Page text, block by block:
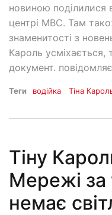
новиною поділилися
центрі МВС. Там
знаменитості з
Кароль
документ. повідомляє
Теги водійка Тіна
Тіну
Мережі за
немає